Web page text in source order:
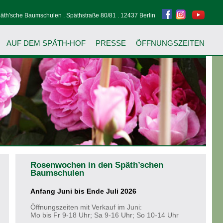
Baumschulen . Späthstraße 80/81 . 12437 Berlin
AUF DEM SPÄTH-HOF PRESSE ÖFFNUNGSZEITEN
Rosenwochen in den Späth’schen
Baumschulen
Anfang Juni bis Ende Juli 2026
Öffnungszeiten mit Verkauf im Juni:
Mo bis Fr 9-18 Uhr; Sa 9-16 Uhr; So 10-14 Uhr